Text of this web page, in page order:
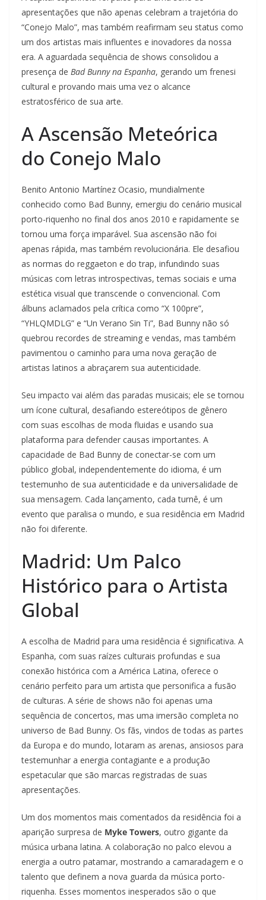
apresentações que não apenas celebram a trajetória do
“Conejo Malo”, mas também reafirmam seu status como
um dos artistas mais influentes e inovadores da nossa
era. A aguardada sequência de shows consolidou a
presença de Bad Bunny na Espanha, gerando um frenesi
cultural e provando mais uma vez o alcance
estratosférico de sua arte.
A Ascensão Meteórica
do Conejo Malo
Benito Antonio Martínez Ocasio, mundialmente
conhecido como Bad Bunny, emergiu do cenário musical
porto-riquenho no final dos anos 2010 e rapidamente se
tornou uma força imparável. Sua ascensão não foi
apenas rápida, mas também revolucionária. Ele desafiou
as normas do reggaeton e do trap, infundindo suas
músicas com letras introspectivas, temas sociais e uma
estética visual que transcende o convencional. Com
álbuns aclamados pela crítica como “X 100pre”,
“YHLQMDLG” e “Un Verano Sin Ti”, Bad Bunny não só
quebrou recordes de streaming e vendas, mas também
pavimentou o caminho para uma nova geração de
artistas latinos a abraçarem sua autenticidade.
Seu impacto vai além das paradas musicais; ele se tornou
um ícone cultural, desafiando estereótipos de gênero
com suas escolhas de moda fluidas e usando sua
plataforma para defender causas importantes. A
capacidade de Bad Bunny de conectar-se com um
público global, independentemente do idioma, é um
testemunho de sua autenticidade e da universalidade de
sua mensagem. Cada lançamento, cada turnê, é um
evento que paralisa o mundo, e sua residência em Madrid
não foi diferente.
Madrid: Um Palco
Histórico para o Artista
Global
A escolha de Madrid para uma residência é significativa. A
Espanha, com suas raízes culturais profundas e sua
conexão histórica com a América Latina, oferece o
cenário perfeito para um artista que personifica a fusão
de culturas. A série de shows não foi apenas uma
sequência de concertos, mas uma imersão completa no
universo de Bad Bunny. Os fãs, vindos de todas as partes
da Europa e do mundo, lotaram as arenas, ansiosos para
testemunhar a energia contagiante e a produção
espetacular que são marcas registradas de suas
apresentações.
Um dos momentos mais comentados da residência foi a
aparição surpresa de Myke Towers, outro gigante da
música urbana latina. A colaboração no palco elevou a
energia a outro patamar, mostrando a camaradagem e o
talento que definem a nova guarda da música porto-
riquenha. Esses momentos inesperados são o que